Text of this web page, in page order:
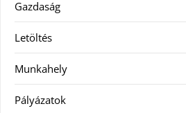
Gazdaság
Letöltés
Munkahely
Pályázatok